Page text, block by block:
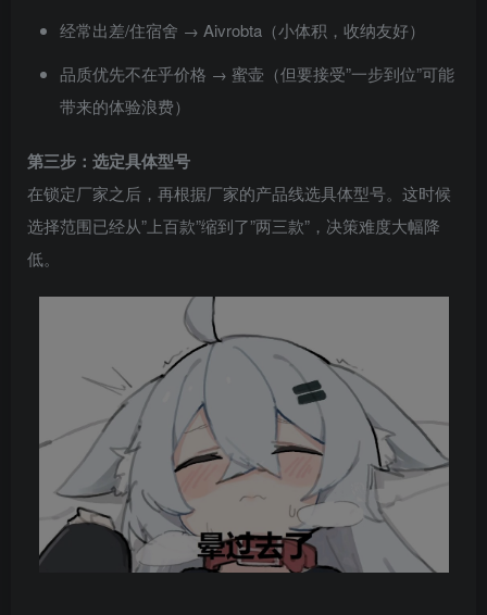
经常出差/住宿舍 → Aivrobta（小体积，收纳友好）
品质优先不在乎价格 → 蜜壶（但要接受”一步到位”可能
带来的体验浪费）
第三步：选定具体型号
在锁定厂家之后，再根据厂家的产品线选具体型号。这时候
选择范围已经从”上百款”缩到了”两三款”，决策难度大幅降
低。